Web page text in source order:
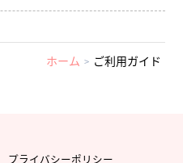
ホーム ご利用ガイド
プライバシーポリシー